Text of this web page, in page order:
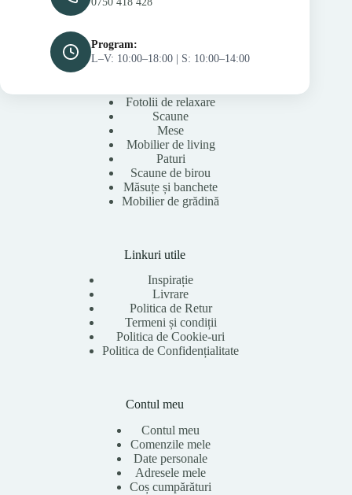
Program:
L–V: 10:00–18:00 | S: 10:00–14:00
Fotolii de relaxare
Scaune
Mese
Mobilier de living
Paturi
Scaune de birou
Măsuțe și banchete
Mobilier de grădină
Linkuri utile
Inspirație
Livrare
Politica de Retur
Termeni și condiții
Politica de Cookie-uri
Politica de Confidențialitate
Contul meu
Contul meu
Comenzile mele
Date personale
Adresele mele
Coș cumpărături